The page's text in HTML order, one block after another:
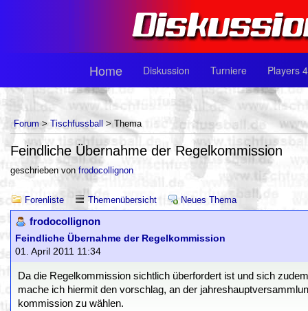
Home Diskussion Turniere Players
Forum > Tischfussball > Thema
Feindliche Übernahme der Regelkommission
geschrieben von frodocollignon
Forenliste Themenübersicht Neues Thema
frodocollignon
Feindliche Übernahme der Regelkommission
01. April 2011 11:34
Da die Regelkommission sichtlich überfordert ist und sich
mache ich hiermit den vorschlag, an der
kommission zu wählen.